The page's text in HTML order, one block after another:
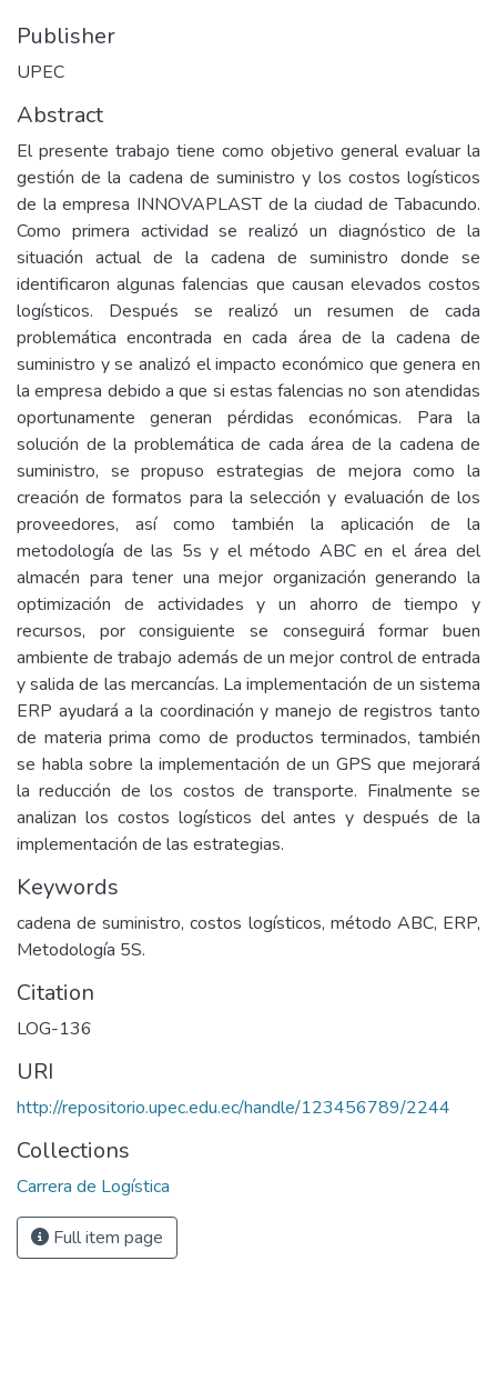
Publisher
UPEC
Abstract
El presente trabajo tiene como objetivo general evaluar la
gestión de la cadena de suministro y los costos logísticos
de la empresa INNOVAPLAST de la ciudad de Tabacundo.
Como primera actividad se realizó un diagnóstico de la
situación actual de la cadena de suministro donde se
identificaron algunas falencias que causan elevados costos
logísticos. Después se realizó un resumen de cada
problemática encontrada en cada área de la cadena de
suministro y se analizó el impacto económico que genera en
la empresa debido a que si estas falencias no son atendidas
oportunamente generan pérdidas económicas. Para la
solución de la problemática de cada área de la cadena de
suministro, se propuso estrategias de mejora como la
creación de formatos para la selección y evaluación de los
proveedores, así como también la aplicación de la
metodología de las 5s y el método ABC en el área del
almacén para tener una mejor organización generando la
optimización de actividades y un ahorro de tiempo y
recursos, por consiguiente se conseguirá formar buen
ambiente de trabajo además de un mejor control de entrada
y salida de las mercancías. La implementación de un sistema
ERP ayudará a la coordinación y manejo de registros tanto
de materia prima como de productos terminados, también
se habla sobre la implementación de un GPS que mejorará
la reducción de los costos de transporte. Finalmente se
analizan los costos logísticos del antes y después de la
implementación de las estrategias.
Keywords
cadena de suministro, costos logísticos, método ABC, ERP,
Metodología 5S.
Citation
LOG-136
URI
http://repositorio.upec.edu.ec/handle/123456789/2244
Collections
Carrera de Logística
Full item page